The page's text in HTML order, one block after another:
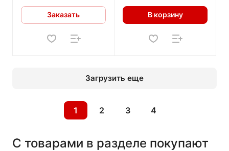
Заказать В корзину
Загрузить еще
1 2 3 4
С товарами в разделе покупают